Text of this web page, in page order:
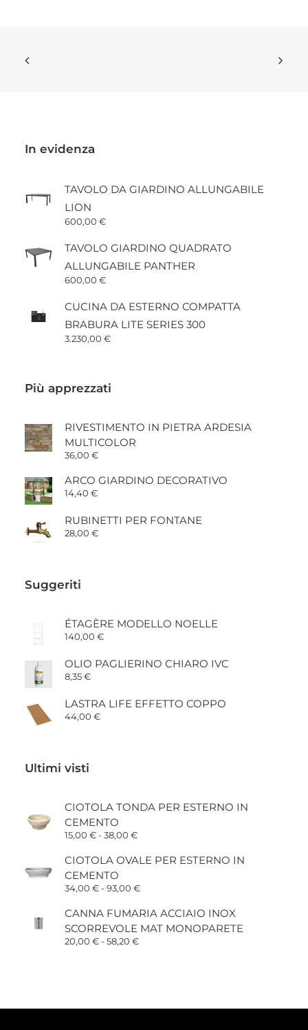
In evidenza
TAVOLO DA GIARDINO ALLUNGABILE
LION
600,00 €
TAVOLO GIARDINO QUADRATO
ALLUNGABILE PANTHER
600,00 €
CUCINA DA ESTERNO COMPATTA
BRABURA LITE SERIES 300
3.230,00 €
Più apprezzati
RIVESTIMENTO IN PIETRA ARDESIA
MULTICOLOR
36,00 €
ARCO GIARDINO DECORATIVO
14,40 €
RUBINETTI PER FONTANE
28,00 €
Suggeriti
ÉTAGÈRE MODELLO NOELLE
140,00 €
OLIO PAGLIERINO CHIARO IVC
8,35€
LASTRA LIFE EFFETTO COPPO
44,00 €
Ultimi visti
CIOTOLA TONDA PER ESTERNO IN
CEMENTO
15,00 €-38,00 €Fascia
prezzo:
da
a
CIOTOLA OVALE PER ESTERNO IN
CEMENTO
34,00 €-93,00 €Fascia
prezzo:
da
34,00 €
CANNA FUMARIA ACCIAIO INOX
SCORREVOLE MAT MONOPARETE
20,00 €-58,20 €Fascia